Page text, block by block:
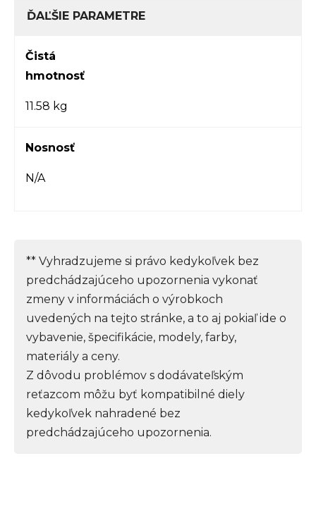
ĎAĽŠIE PARAMETRE
Čistá
hmotnosť
11.58 kg
Nosnosť
N/A
** Vyhradzujeme si právo kedykoľvek bez
predchádzajúceho upozornenia vykonať
zmeny v informáciách o výrobkoch
uvedených na tejto stránke, a to aj pokiaľ ide o
vybavenie, špecifikácie, modely, farby,
materiály a ceny.
Z dôvodu problémov s dodávateľským
reťazcom môžu byť kompatibilné diely
kedykoľvek nahradené bez
predchádzajúceho upozornenia.